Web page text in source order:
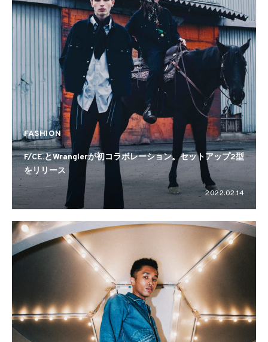
FASHION
F/CE.とWranglerが初コラボレーション。セットアップ2型
をリリース
2022.02.14